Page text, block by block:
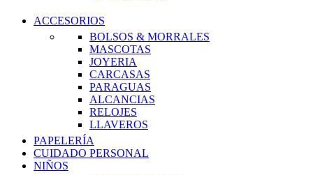
ACCESORIOS
BOLSOS & MORRALES
MASCOTAS
JOYERIA
CARCASAS
PARAGUAS
ALCANCIAS
RELOJES
LLAVEROS
PAPELERÍA
CUIDADO PERSONAL
NIÑOS